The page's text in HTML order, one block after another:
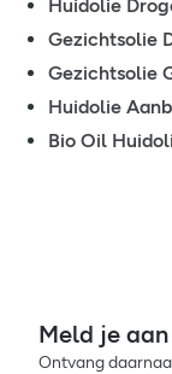
Huidolie
Gezichtsolie
Gezichtsolie
Huidolie
Bio Oil
Meld je
Ontvang